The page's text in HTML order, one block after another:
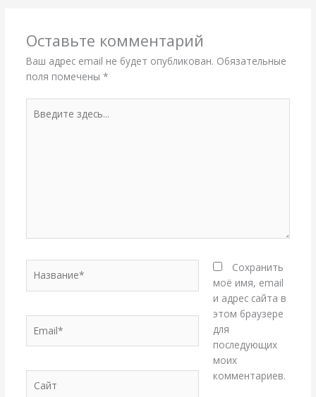
Оставьте комментарий
Ваш адрес email не будет опубликован. Обязательные
поля помечены *
здесь...
Сохранить
моё имя, email
и адрес сайта в
этом браузере
для
последующих
моих
комментариев.